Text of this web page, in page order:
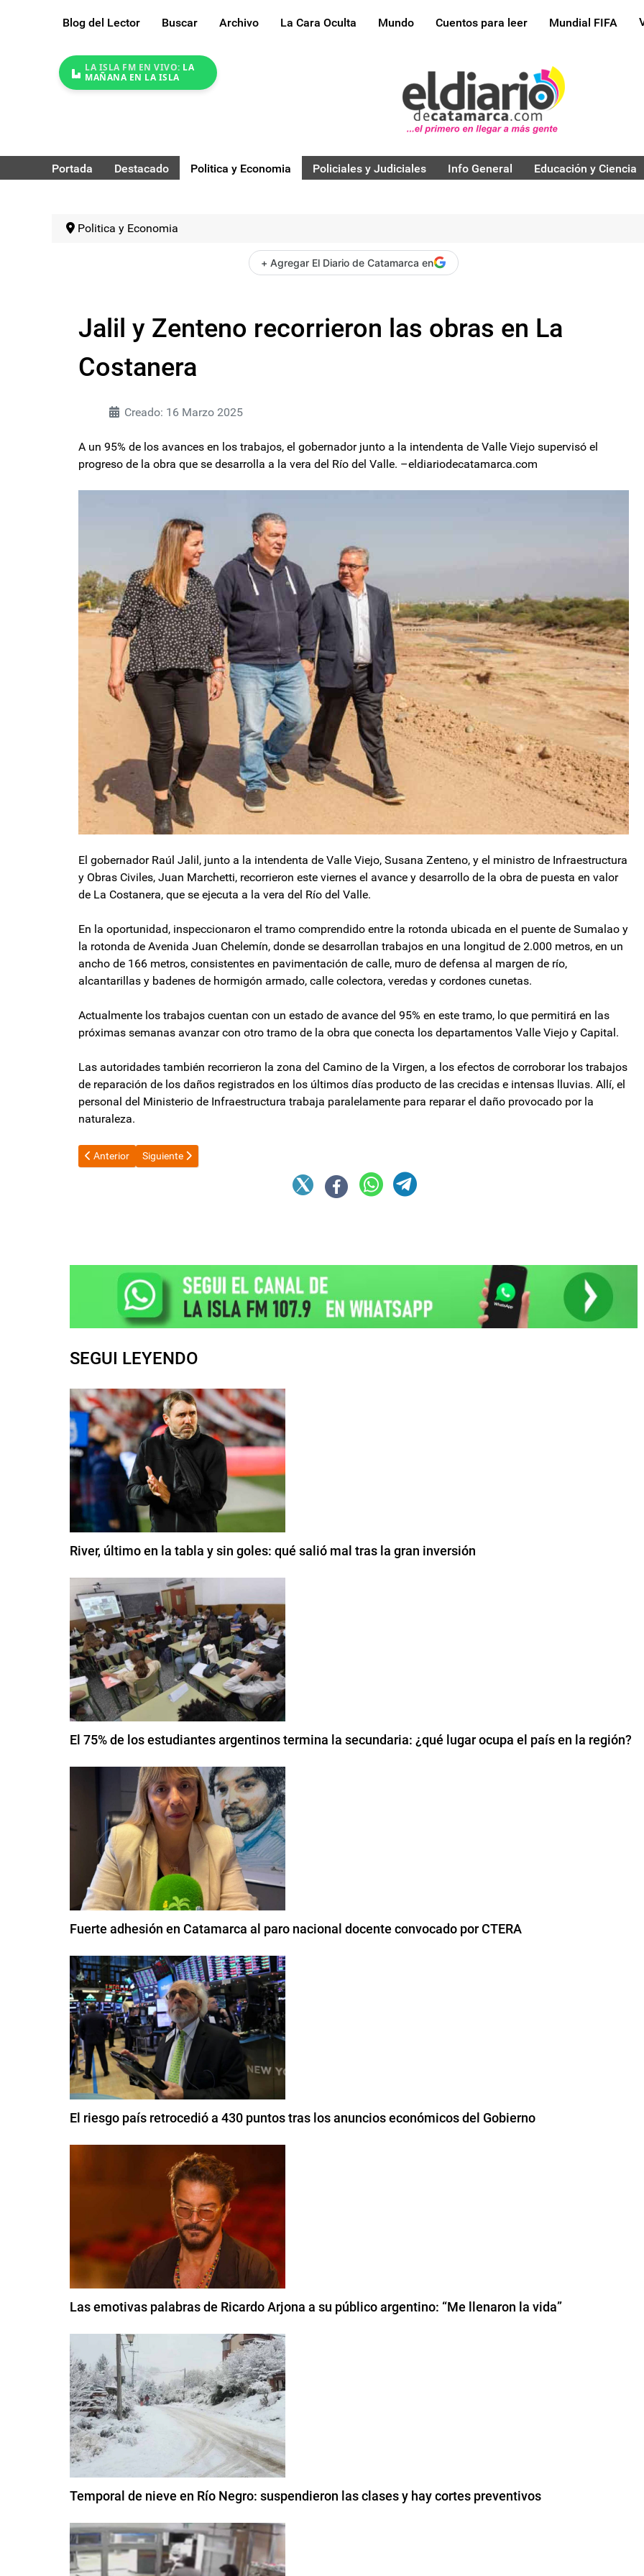
Blog del Lector Buscar Archivo La Cara Oculta Mundo Cuentos para leer Mundial FIFA
LA ISLA FM EN VIVO: LA
MAÑANA EN LA ISLA
Portada Destacado Politica y Economia Policiales y Judiciales Info General Educación y Ciencia
Politica y Economia
+ Agregar El Diario de Catamarca en
Jalil y Zenteno recorrieron las obras en La
Costanera
Creado: 16 Marzo 2025
A un 95% de los avances en los trabajos, el gobernador junto a la intendenta de Valle Viejo supervisó el
progreso de la obra que se desarrolla a la vera del Río del Valle. –eldiariodecatamarca.com
El gobernador Raúl Jalil, junto a la intendenta de Valle Viejo, Susana Zenteno, y el ministro de Infraestructura
y Obras Civiles, Juan Marchetti, recorrieron este viernes el avance y desarrollo de la obra de puesta en valor
de La Costanera, que se ejecuta a la vera del Río del Valle.
En la oportunidad, inspeccionaron el tramo comprendido entre la rotonda ubicada en el puente de Sumalao y
la rotonda de Avenida Juan Chelemín, donde se desarrollan trabajos en una longitud de 2.000 metros, en un
ancho de 166 metros, consistentes en pavimentación de calle, muro de defensa al margen de río,
alcantarillas y badenes de hormigón armado, calle colectora, veredas y cordones cunetas.
Actualmente los trabajos cuentan con un estado de avance del 95% en este tramo, lo que permitirá en las
próximas semanas avanzar con otro tramo de la obra que conecta los departamentos Valle Viejo y Capital.
Las autoridades también recorrieron la zona del Camino de la Virgen, a los efectos de corroborar los trabajos
de reparación de los daños registrados en los últimos días producto de las crecidas e intensas lluvias. Allí, el
personal del Ministerio de Infraestructura trabaja paralelamente para reparar el daño provocado por la
naturaleza.
Artículo anterior: Polémica en Tucumán: denunció a Alperovich y Manzur, pero Jaldo lo metió preso y celebró ante la
Anterior Artículo siguiente: Elecciones 2025: La Cámara Nacional Electoral confirmó las fechas para el proceso electoral
Siguiente
SEGUI LEYENDO
River, último en la tabla y sin goles: qué salió mal tras la gran inversión
El 75% de los estudiantes argentinos termina la secundaria: ¿qué lugar ocupa el país en la región?
Fuerte adhesión en Catamarca al paro nacional docente convocado por CTERA
El riesgo país retrocedió a 430 puntos tras los anuncios económicos del Gobierno
Las emotivas palabras de Ricardo Arjona a su público argentino: “Me llenaron la vida”
Temporal de nieve en Río Negro: suspendieron las clases y hay cortes preventivos